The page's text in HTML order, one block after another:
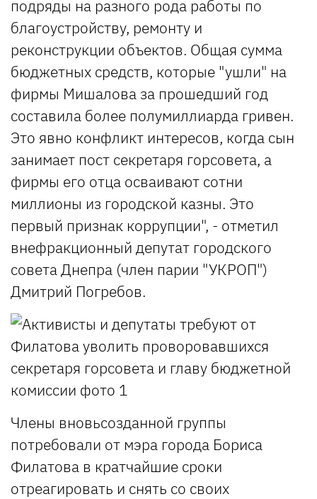
подряды на разного рода работы по
благоустройству, ремонту и
реконструкции объектов. Общая сумма
бюджетных средств, которые "ушли" на
фирмы Мишалова за прошедший год
составила более полумиллиарда гривен.
Это явно конфликт интересов, когда сын
занимает пост секретаря горсовета, а
фирмы его отца осваивают сотни
миллионы из городской казны. Это
первый признак коррупции", - отметил
внефракционный депутат городского
совета Днепра (член парии "УКРОП")
Дмитрий Погребов.
Члены вновьсозданной группы
потребовали от мэра города Бориса
Филатова в кратчайшие сроки
отреагировать и снять со своих